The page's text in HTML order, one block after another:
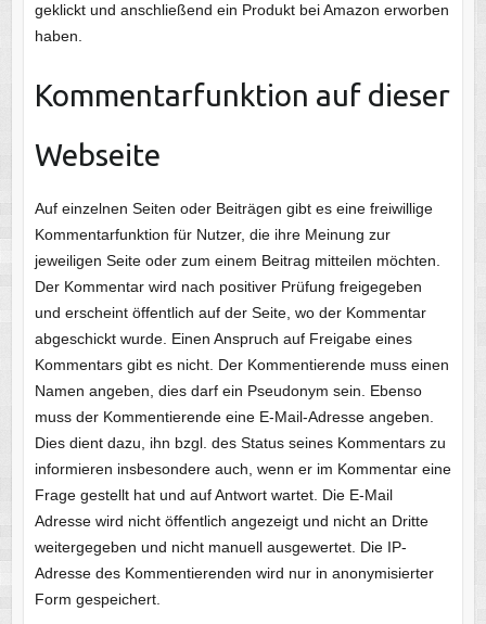
geklickt und anschließend ein Produkt bei Amazon erworben
haben.
Kommentarfunktion auf dieser
Webseite
Auf einzelnen Seiten oder Beiträgen gibt es eine freiwillige
Kommentarfunktion für Nutzer, die ihre Meinung zur
jeweiligen Seite oder zum einem Beitrag mitteilen möchten.
Der Kommentar wird nach positiver Prüfung freigegeben
und erscheint öffentlich auf der Seite, wo der Kommentar
abgeschickt wurde. Einen Anspruch auf Freigabe eines
Kommentars gibt es nicht. Der Kommentierende muss einen
Namen angeben, dies darf ein Pseudonym sein. Ebenso
muss der Kommentierende eine E-Mail-Adresse angeben.
Dies dient dazu, ihn bzgl. des Status seines Kommentars zu
informieren insbesondere auch, wenn er im Kommentar eine
Frage gestellt hat und auf Antwort wartet. Die E-Mail
Adresse wird nicht öffentlich angezeigt und nicht an Dritte
weitergegeben und nicht manuell ausgewertet. Die IP-
Adresse des Kommentierenden wird nur in anonymisierter
Form gespeichert.